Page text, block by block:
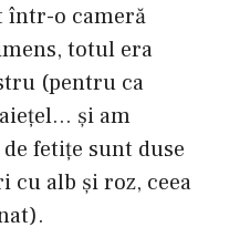
într-o cameră
totul era
(pentru ca
şi am
fetiţe sunt duse
cu alb şi roz, ceea